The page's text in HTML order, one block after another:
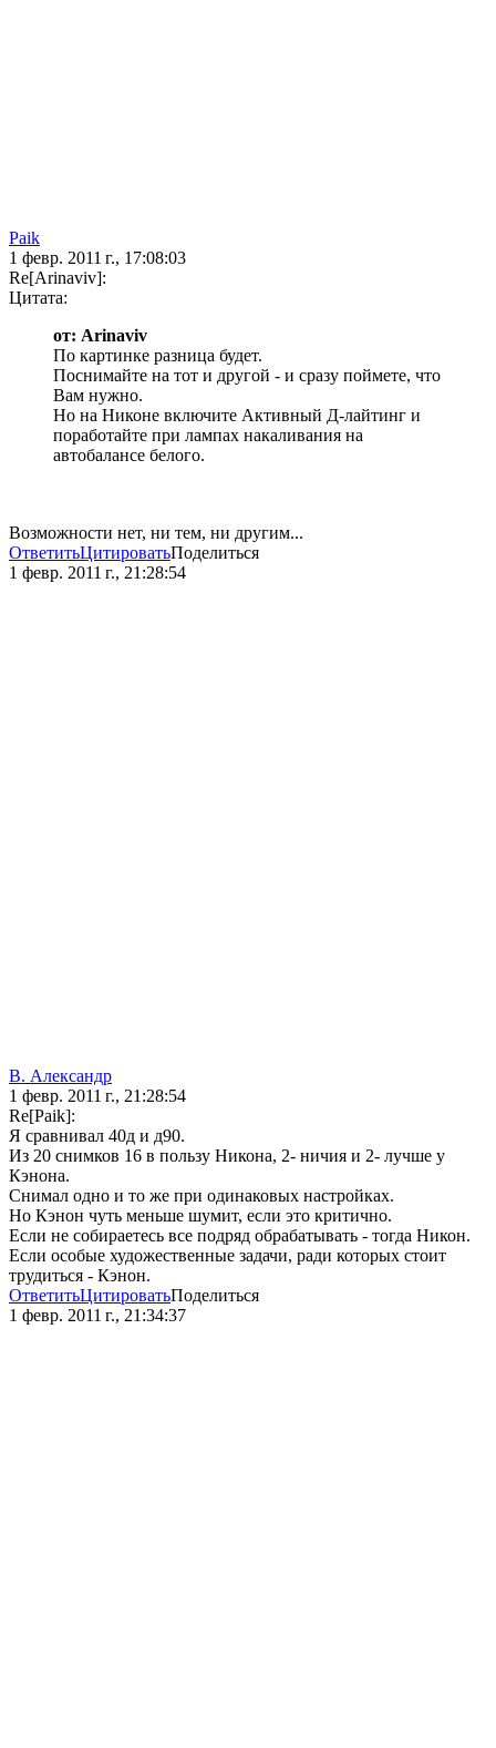
Paik
1 февр. 2011 г., 17:08:03
Re[Arinaviv]:
Цитата:
от: Arinaviv
По картинке разница будет.
Поснимайте на тот и другой - и сразу поймете, что
Вам нужно.
Но на Никоне включите Активный Д-лайтинг и
поработайте при лампах накаливания на
автобалансе белого.
Возможности нет, ни тем, ни другим...
ОтветитьЦитироватьПоделиться
1 февр. 2011 г., 21:28:54
В. Александр
1 февр. 2011 г., 21:28:54
Re[Paik]:
Я сравнивал 40д и д90.
Из 20 снимков 16 в пользу Никона, 2- ничия и 2- лучше у
Кэнона.
Снимал одно и то же при одинаковых настройках.
Но Кэнон чуть меньше шумит, если это критично.
Если не собираетесь все подряд обрабатывать - тогда Никон.
Если особые художественные задачи, ради которых стоит
трудиться - Кэнон.
ОтветитьЦитироватьПоделиться
1 февр. 2011 г., 21:34:37